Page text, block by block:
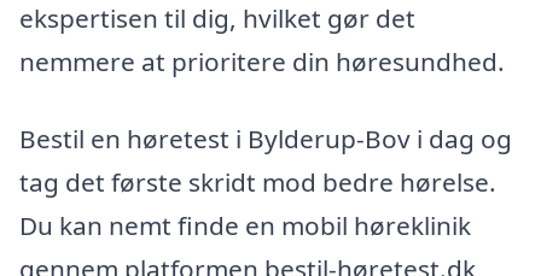
ekspertisen til dig, hvilket gør det
nemmere at prioritere din høresundhed.
Bestil en høretest i Bylderup-Bov i dag og
tag det første skridt mod bedre hørelse.
Du kan nemt finde en mobil høreklinik
gennem platformen bestil-høretest.dk,